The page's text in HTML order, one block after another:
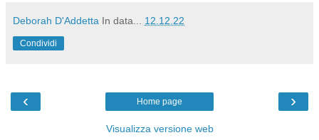
Deborah D'Addetta In data... 12.12.22
Condividi
‹ ›
Home page
Visualizza versione web